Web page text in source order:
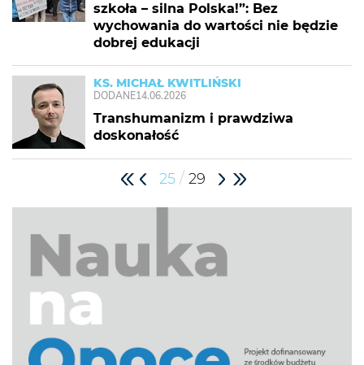
szkoła – silna Polska!”: Bez
wychowania do wartości nie będzie
dobrej edukacji
KS. MICHAŁ KWITLIŃSKI
DODANE14.06.2026
Transhumanizm i prawdziwa
doskonałość
25 / 29